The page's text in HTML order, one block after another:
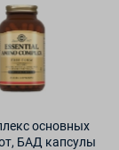
основных
БАД капсулы